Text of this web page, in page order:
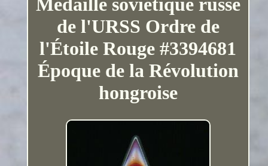
de l'URSS Ordre de
l'Étoile Rouge #3394681
Époque de la Révolution
hongroise